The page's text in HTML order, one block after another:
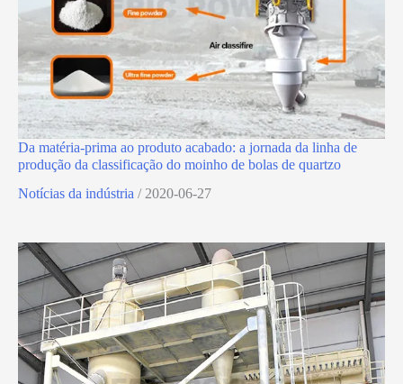
Da matéria-prima ao produto acabado: a jornada da linha de
produção da classificação do moinho de bolas de quartzo
Notícias da indústria / 2020-06-27